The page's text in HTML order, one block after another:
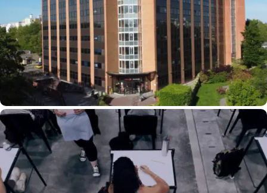
CENTREX, Le Nouveau Site D’EXATECH Pour
Vos Examens Et Concours
En Vidéo : La Vie D’une Copie Dématérialisée